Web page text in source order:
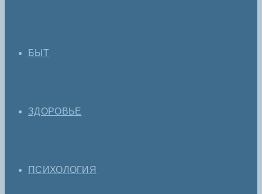
БЫТ
ЗДОРОВЬЕ
ПСИХОЛОГИЯ